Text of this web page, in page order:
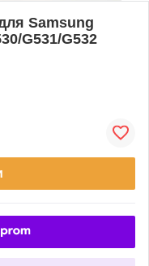
Samsung
G531/G532